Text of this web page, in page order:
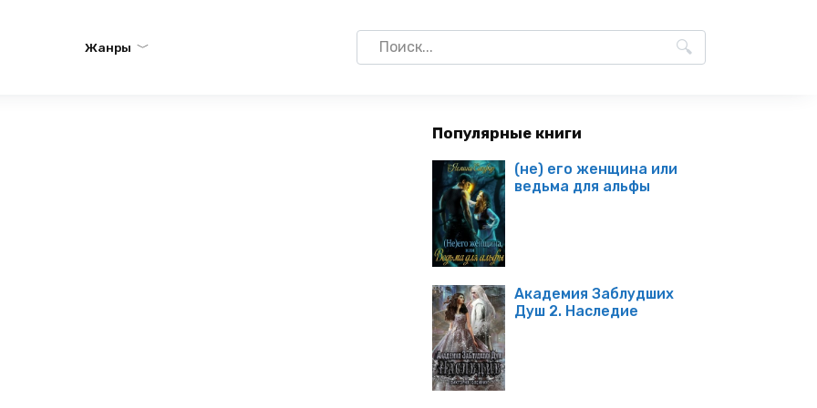
Жанры
Search
for:
Популярные книги
(не) его женщина или
ведьма для альфы
Академия Заблудших
Душ 2. Наследие